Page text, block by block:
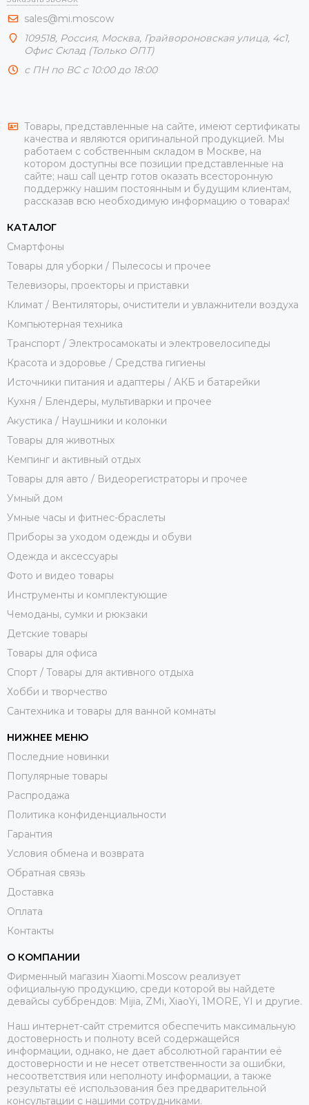
sales@mi.moscow
109518, Россия, Москва, Грайвороновская улица, 4с1,
Офис Склад (Только ОПТ)
с ПН по ВС с 10:00 до 18:00
Товары, представленные на сайте, имеют сертификаты
качества и являются оригинальной продукцией. Мы
работаем с собственным складом в Москве, на
котором доступны все позиции представленные на
сайте; наш call центр готов оказать всесторонную
поддержку нашим постоянным и будущим клиентам,
рассказав всю необходимую информацию о товарах!
КАТАЛОГ
Смартфоны
Товары для уборки / Пылесосы и прочее
Телевизоры, проекторы и приставки
Климат / Вентиляторы, очистители и увлажнители воздуха
Компьютерная техника
Транспорт / Электросамокаты и электровелосипеды
Красота и здоровье / Средства гигиены
Источники питания и адаптеры / АКБ и батарейки
Кухня / Блендеры, мультиварки и прочее
Акустика / Наушники и колонки
Товары для животных
Кемпинг и активный отдых
Товары для авто / Видеорегистраторы и прочее
Умный дом
Умные часы и фитнес-браслеты
Приборы за уходом одежды и обуви
Одежда и аксессуары
Фото и видео товары
Инструменты и комплектующие
Чемоданы, сумки и рюкзаки
Детские товары
Товары для офиса
Спорт / Товары для активного отдыха
Хобби и творчество
Сантехника и товары для ванной комнаты
НИЖНЕЕ МЕНЮ
Последние новинки
Популярные товары
Распродажа
Политика конфиденциальности
Гарантия
Условия обмена и возврата
Обратная связь
Доставка
Оплата
Контакты
О КОМПАНИИ
Фирменный магазин Xiaomi.Moscow реализует
официальную продукцию, среди которой вы найдете
девайсы суббрендов: Mijia, ZMi, XiaoYi, 1MORE, YI и другие.
Наш интернет-сайт стремится обеспечить максимальную
достоверность и полноту всей содержащейся
информации, однако, не дает абсолютной гарантии её
достоверности и не несет ответственности за ошибки,
несоответствия или неполноту информации, а также
результаты её использования без предварительной
консультации с нашими сотрудниками.